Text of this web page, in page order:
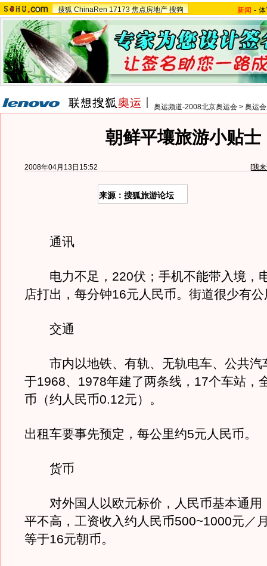
搜狐 ChinaRen 17173 焦点房地产 搜狗 新闻 -
奥运频道-2008北京奥运会 > 奥运
朝鲜平壤旅游小贴士
2008年04月13日15:52 [我
来源：搜狐旅游论坛
通讯
电力不足，220伏；手机不能带入境，
店打出，每分钟16元人民币。街道很少有
交通
市内以地铁、有轨、无轨电车、公共汽
于1968、1978年建了两条线，17个车站，
币（约人民币0.12元）。
出租车要事先预定，每公里约5元人民币。
货币
对外国人以欧元标价，人民币基本通用
平不高，工资收入约人民币500~1000元／
等于16元朝币。